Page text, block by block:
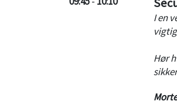
I en
Hør